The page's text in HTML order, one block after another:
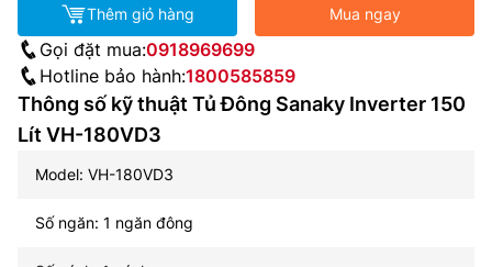
Thêm giỏ hàng Mua ngay
Gọi đặt mua:0918969699
Hotline bảo hành:1800585859
Thông số kỹ thuật Tủ Đông Sanaky Inverter 150
Lít VH-180VD3
Model: VH-180VD3
Số ngăn: 1 ngăn đông